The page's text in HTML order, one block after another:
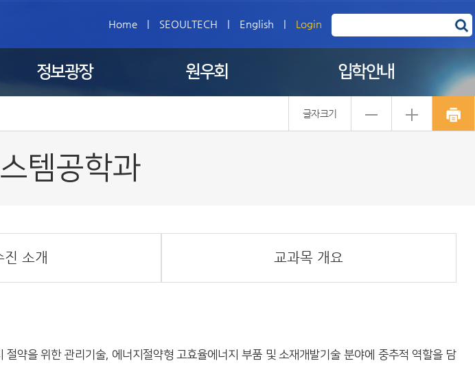
Home | SEOULTECH | English | Login
정보광장 원우회 입학안내
글자크기
템공학과
진 소개 교과목 개요
약을 위한 관리기술, 에너지절약형 고효율에너지 부품 및 소재개발기술 분야에 중추적 역할을 담